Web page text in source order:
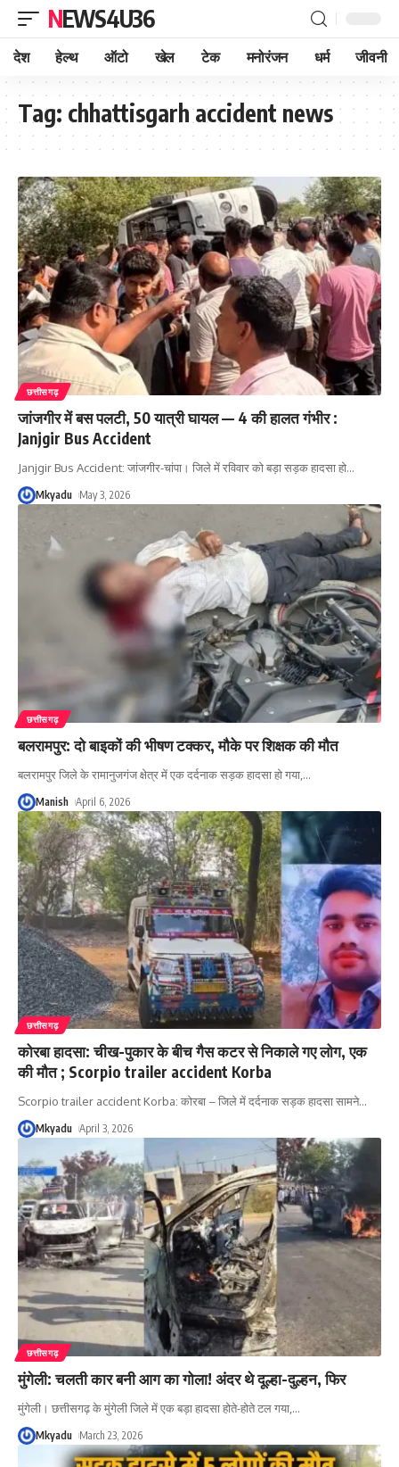
NEWS4U36
देश हेल्थ ऑटो खेल टेक मनोरंजन धर्म जीवनी
Tag: chhattisgarh accident news
छत्तीसगढ़
जांजगीर में बस पलटी, 50 यात्री घायल — 4 की हालत गंभीर :
Janjgir Bus Accident
Janjgir Bus Accident: जांजगीर-चांपा। जिले में रविवार को बड़ा सड़क हादसा हो…
Mkyadu May 3, 2026
छत्तीसगढ़
बलरामपुर: दो बाइकों की भीषण टक्कर, मौके पर शिक्षक की मौत
बलरामपुर जिले के रामानुजगंज क्षेत्र में एक दर्दनाक सड़क हादसा हो गया, …
Manish April 6, 2026
छत्तीसगढ़
कोरबा हादसा: चीख-पुकार के बीच गैस कटर से निकाले गए लोग, एक
की मौत ; Scorpio trailer accident Korba
Scorpio trailer accident Korba: कोरबा – जिले में दर्दनाक सड़क हादसा सामने…
Mkyadu April 3, 2026
छत्तीसगढ़
मुंगेली: चलती कार बनी आग का गोला! अंदर थे दूल्हा-दुल्हन, फिर
मुंगेली। छत्तीसगढ़ के मुंगेली जिले में एक बड़ा हादसा होते-होते टल गया, …
Mkyadu March 23, 2026